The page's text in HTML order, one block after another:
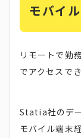
モバイ
リモートで勤
でアクセスで
Statia社のデ
モバイル端末